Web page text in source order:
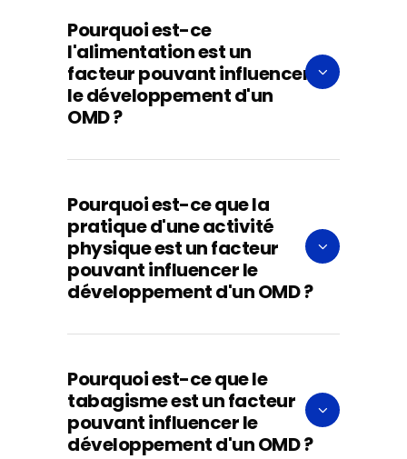
Pourquoi est-ce
l'alimentation est un
facteur pouvant influencer
le développement d'un
OMD ?
Pourquoi est-ce que la
pratique d'une activité
physique est un facteur
pouvant influencer le
développement d'un OMD ?
Pourquoi est-ce que le
tabagisme est un facteur
pouvant influencer le
développement d'un OMD ?